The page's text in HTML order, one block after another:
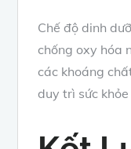
Chế độ dinh
chống oxy hóa
các khoáng
duy trì sức